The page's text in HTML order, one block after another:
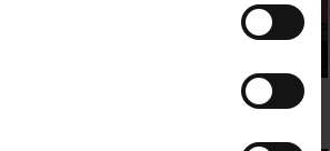
on Higher Education. Report